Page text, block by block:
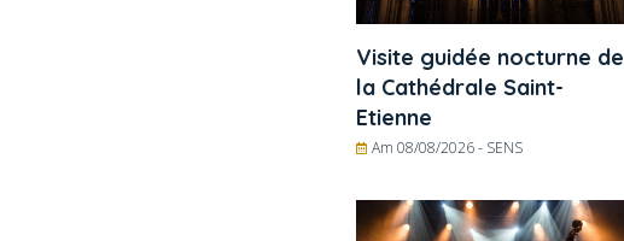
Visite guidée nocturne de
la Cathédrale Saint-
Etienne
Am 08/08/2026 - SENS